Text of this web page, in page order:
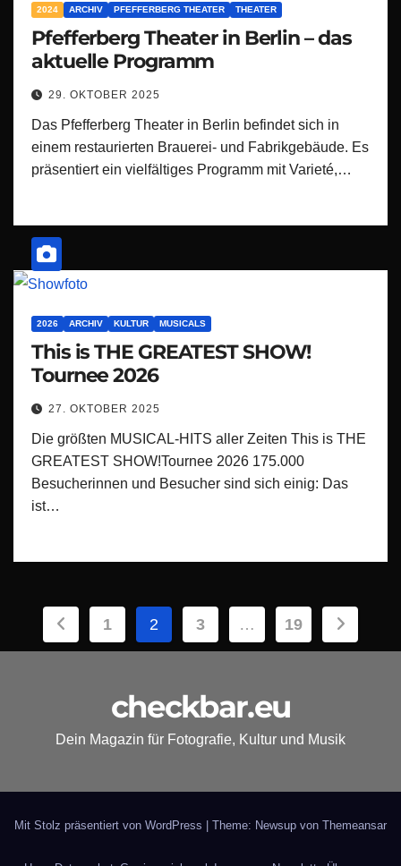
2024 ARCHIV PFEFFERBERG THEATER THEATER
Pfefferberg Theater in Berlin – das
aktuelle Programm
29. OKTOBER 2025
Das Pfefferberg Theater in Berlin befindet sich in
einem restaurierten Brauerei- und Fabrikgebäude. Es
präsentiert ein vielfältiges Programm mit Varieté,…
2026 ARCHIV KULTUR MUSICALS
This is THE GREATEST SHOW!
Tournee 2026
27. OKTOBER 2025
Die größten MUSICAL-HITS aller Zeiten This is THE
GREATEST SHOW!Tournee 2026 175.000
Besucherinnen und Besucher sind sich einig: Das
ist…
Seitennummerierung
der
Beiträge
1 2 3 … 19
checkbar.eu
Dein Magazin für Fotografie, Kultur und Musik
Mit Stolz präsentiert von WordPress | Theme: Newsup von Themeansar